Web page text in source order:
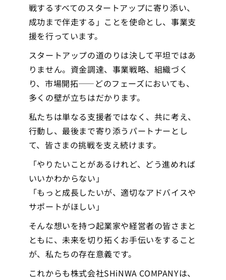
戦するすべてのスタートアップに寄り添い、
成功まで伴走する」ことを使命とし、事業支
援を行っています。
スタートアップの道のりは決して平坦ではあ
りません。資金調達、事業戦略、組織づく
り、市場開拓——どのフェーズにおいても、
多くの壁が立ちはだかります。
私たちは単なる支援者ではなく、共に考え、
行動し、最後まで寄り添うパートナーとし
て、皆さまの挑戦を支え続けます。
「やりたいことがあるけれど、どう進めれば
いいかわからない」
「もっと成長したいが、適切なアドバイスや
サポートがほしい」
そんな想いを持つ起業家や経営者の皆さまと
ともに、未来を切り拓くお手伝いをすること
が、私たちの存在意義です。
これからも株式会社SHiNWA COMPANYは、